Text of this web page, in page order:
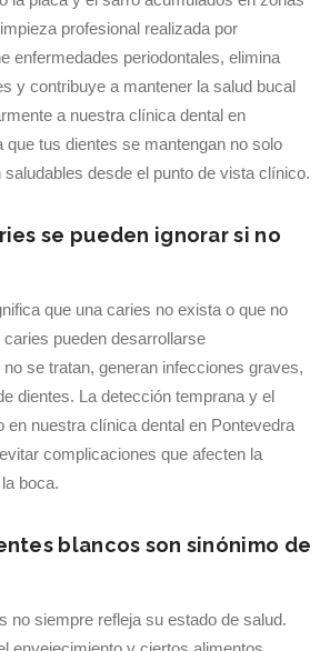
profesional realizada por
enfermedades periodontales, elimina
y contribuye a mantener la salud bucal
a nuestra clínica dental en
que tus dientes se mantengan no solo
desde el punto de vista clínico.
se pueden ignorar si no
que una caries no exista o que no
pueden desarrollarse
se tratan, generan infecciones graves,
dientes. La detección temprana y el
en nuestra clínica dental en Pontevedra
complicaciones que afecten la
boca.
blancos son sinónimo de
no siempre refleja su estado de salud.